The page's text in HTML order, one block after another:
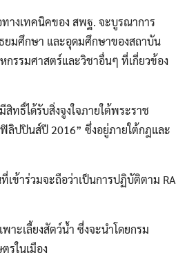
างเทคนิคของ สพฐ. จะบูรณาการ
ยมศึกษา และอุดมศึกษาของสถาบัน
รรมศาสตร์และวิชาอื่นๆ ที่เกี่ยวข้อง
ทธิ์ได้รับสิ่งจูงใจภายใต้พระราช
ลิปปินส์ปี 2016” ซึ่งอยู่ภายใต้กฎและ
ข้าร่วมจะถือว่าเป็นการปฏิบัติตาม RA
าะเลี้ยงสัตว์น้ำ ซึ่งจะนำโดยกรม
รในเมือง